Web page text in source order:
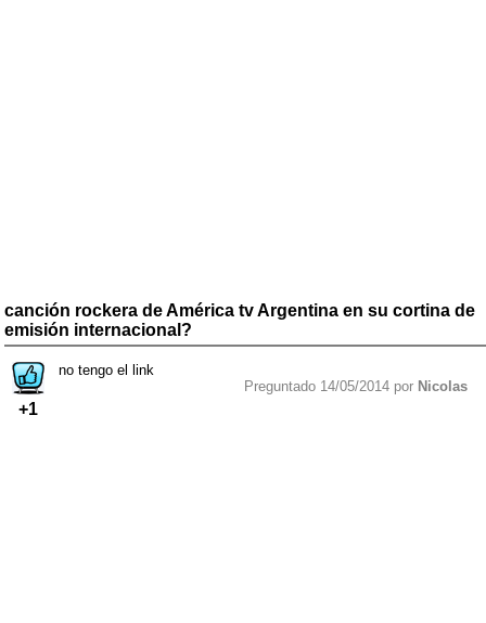
canción rockera de América tv Argentina en su cortina de
emisión internacional?
+1
no tengo el link
Preguntado 14/05/2014 por Nicolas